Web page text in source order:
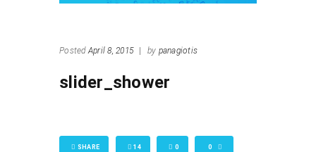
Posted April 8, 2015 | by panagiotis
slider_shower
SHARE 14 0 0